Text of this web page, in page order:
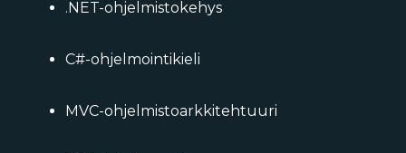
.NET-ohjelmistokehys
C#-ohjelmointikieli
MVC-ohjelmistoarkkitehtuuri